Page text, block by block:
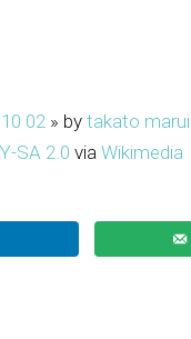
02 » by takato marui
SA 2.0 via Wikimedia